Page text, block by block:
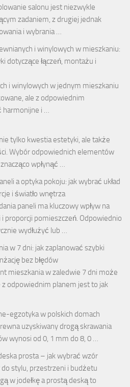
salonu jest niezwykle
zadaniem, z drugiej jednak
i wybrania …
i winylowych w mieszkaniu:
dotyczące łączeń, montażu i
i winylowych w jednym mieszkaniu
ale z odpowiednim
i …
tylko kwestia estetyki, ale także
Wybór odpowiednich elementów
wpłynąć …
a optyka pokoju: jak wybrać układ
i światło wnętrza
paneli ma kluczowy wpływ na
proporcji pomieszczeń. Odpowiednio
wydłużyć lub …
w 7 dni: jak zaplanować szybki
bez błędów
mieszkania w zaledwie 7 dni może
odpowiednim planem jest to jak
egzotyka w polskich domach
uzyskiwany drogą skrawania
wynosi od 0, 1 mm do 8, 0 …
prosta – jak wybrać wzór
do stylu, przestrzeni i budżetu
w jodełkę a prostą deską to